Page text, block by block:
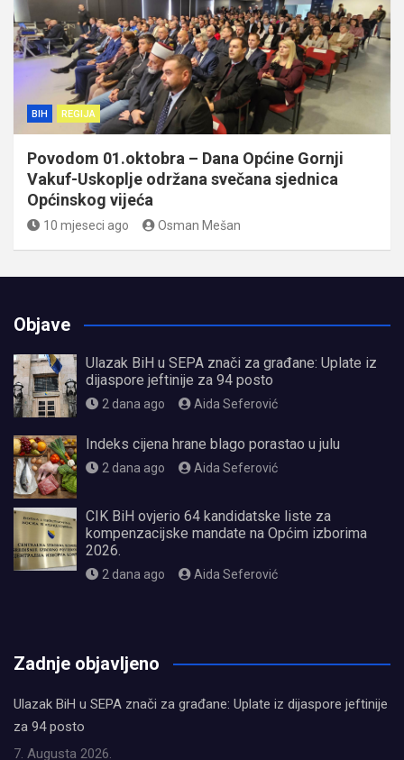
BIH REGIJA
Povodom 01.oktobra – Dana Općine Gornji
Vakuf-Uskoplje održana svečana sjednica
Općinskog vijeća
10 mjeseci ago Osman Mešan
Objave
Ulazak BiH u SEPA znači za građane: Uplate iz
dijaspore jeftinije za 94 posto
2 dana ago Aida Seferović
Indeks cijena hrane blago porastao u julu
2 dana ago Aida Seferović
CIK BiH ovjerio 64 kandidatske liste za
kompenzacijske mandate na Općim izborima
2026.
2 dana ago Aida Seferović
Zadnje objavljeno
Ulazak BiH u SEPA znači za građane: Uplate iz dijaspore jeftinije
za 94 posto
7. Augusta 2026.